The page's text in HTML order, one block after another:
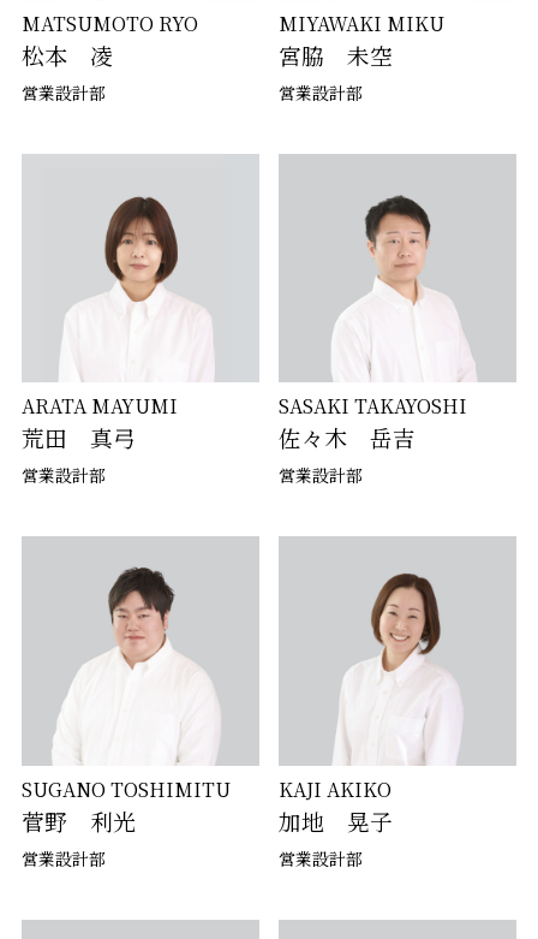
MATSUMOTO RYO
松本 凌
営業設計部
MIYAWAKI MIKU
宮脇 未空
営業設計部
ARATA MAYUMI
荒田 真弓
営業設計部
SASAKI TAKAYOSHI
佐々木 岳吉
営業設計部
SUGANO TOSHIMITU
菅野 利光
営業設計部
KAJI AKIKO
加地 晃子
営業設計部